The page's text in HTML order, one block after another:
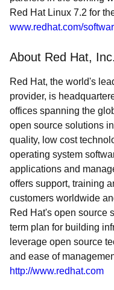
Red Hat Linux 7.2 for
www.redhat.com/
About Red Hat, Inc.
Red Hat, the world's
provider, is
offices spanning the
open source solutions
quality, low cost
operating system
applications and
offers support, training
customers worldwide
Red Hat's open source
term plan for building
leverage open source
and ease of
http://www.redhat.com